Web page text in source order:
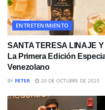
ENTRETENIMIENTO
SANTA TERESA LINAJE
La Primera Edición
Venezolano
BY PETER 20 DE OCTUBRE DE 2025